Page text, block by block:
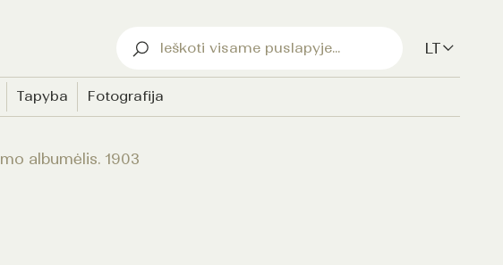
LT
Tapyba Fotografija
albumėlis. 1903